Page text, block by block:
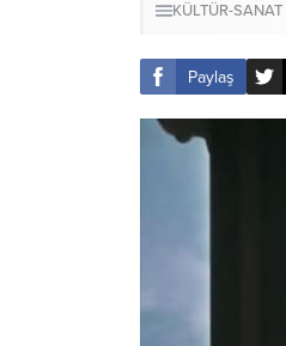
KÜLTÜR-SANAT
Paylaş